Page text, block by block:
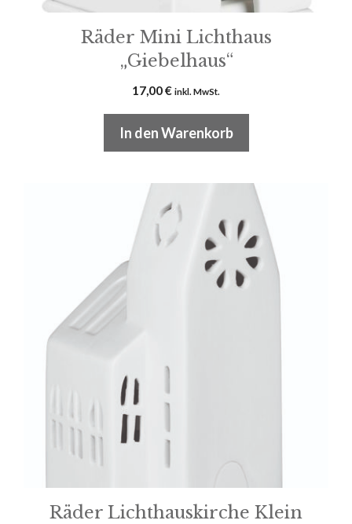
Räder Mini Lichthaus
„Giebelhaus“
17,00€ inkl. MwSt.
In den Warenkorb
Räder Lichthauskirche Klein